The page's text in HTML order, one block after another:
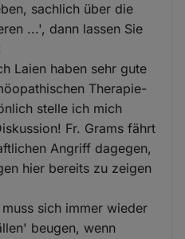
sachlich über die
...', dann lassen Sie
Laien haben sehr gute
Therapie-
stelle ich mich
Fr. Grams fährt
Angriff dagegen,
hier bereits zu zeigen
sich immer wieder
beugen, wenn